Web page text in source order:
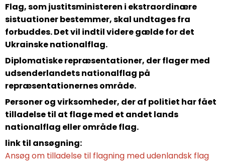
Flag, som justitsministeren i ekstraordinære
sistuationer bestemmer, skal undtages fra
forbuddes. Det vil indtil videre gælde for det
Ukrainske nationalflag.
Diplomatiske repræsentationer, der flager med
udsenderlandets nationalflag på
repræsentationernes område.
Personer og virksomheder, der af politiet har fået
tilladelse til at flage med et andet lands
nationalflag eller område flag.
link til ansøgning:
Ansøg om tilladelse til flagning med udenlandsk flag